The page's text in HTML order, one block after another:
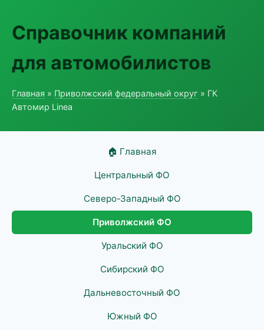
Справочник компаний
для автомобилистов
Главная » Приволжский федеральный округ » ГК
Автомир Linea
🏠 Главная
Центральный ФО
Северо-Западный ФО
Приволжский ФО
Уральский ФО
Сибирский ФО
Дальневосточный ФО
Южный ФО